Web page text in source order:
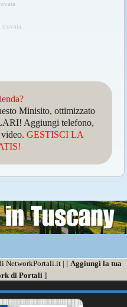
trovata
Minisito, ottimizzato
Aggiungi telefono,
video.GESTISCI LA
NetworkPortali.it | [ Aggiungi la tua
di Portali ]